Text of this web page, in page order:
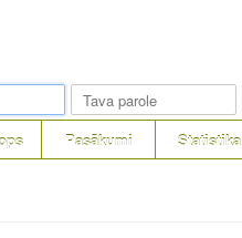
Pasākumi Statistika